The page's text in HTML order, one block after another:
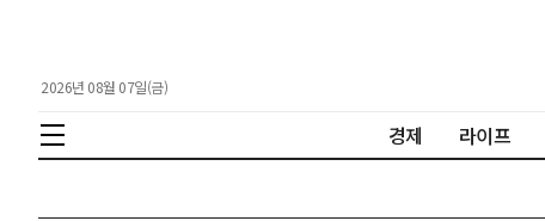
2026년 08월 07일(금)
경제 라이프